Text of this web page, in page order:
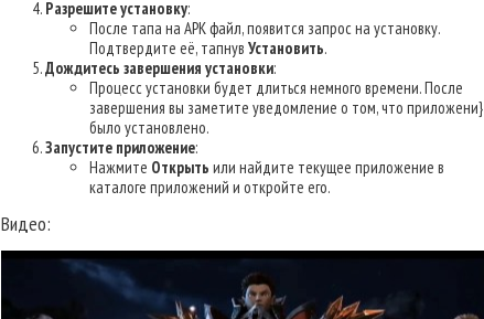
Разрешите установку:
После тапа на APK файл, появится запрос на установку.
Подтвердите её, тапнув Установить.
Дождитесь завершения установки:
Процесс установки будет длиться немного времени. После
завершения вы заметите уведомление о том, что приложени}
было установлено.
Запустите приложение:
Нажмите Открыть или найдите текущее приложение в
каталоге приложений и откройте его.
Видео: